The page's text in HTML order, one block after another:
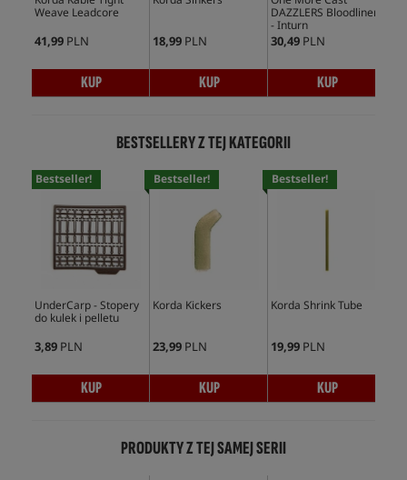
Weave Leadcore
41,99 PLN
KUP
18,99 PLN
KUP
DAZZLERS Bloodliners
- Inturn
30,49 PLN
KUP
BESTSELLERY Z TEJ KATEGORII
Bestseller!
UnderCarp - Stopery
do kulek i pelletu
3,89 PLN
KUP
Bestseller!
Korda Kickers
23,99 PLN
KUP
Bestseller!
Korda Shrink Tube
19,99 PLN
KUP
PRODUKTY Z TEJ SAMEJ SERII